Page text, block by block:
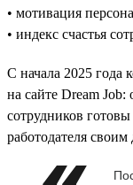
• мотивация
• индекс счастья
С начала 2025 года
на сайте Dream Job:
сотрудников
работодателя